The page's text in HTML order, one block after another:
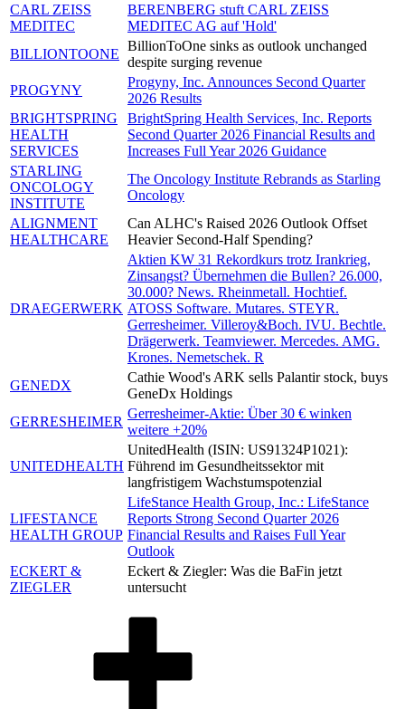
CARL ZEISS
MEDITEC
BERENBERG stuft CARL ZEISS
MEDITEC AG auf 'Hold'
BILLIONTOONE
BillionToOne sinks as outlook unchanged
despite surging revenue
PROGYNY
Progyny, Inc. Announces Second Quarter
2026 Results
BRIGHTSPRING
HEALTH
SERVICES
BrightSpring Health Services, Inc. Reports
Second Quarter 2026 Financial Results and
Increases Full Year 2026 Guidance
STARLING
ONCOLOGY
INSTITUTE
The Oncology Institute Rebrands as Starling
Oncology
ALIGNMENT
HEALTHCARE
Can ALHC's Raised 2026 Outlook Offset
Heavier Second-Half Spending?
DRAEGERWERK
Aktien KW 31 Rekordkurs trotz Irankrieg,
Zinsangst? Übernehmen die Bullen? 26.000,
30.000? News. Rheinmetall. Hochtief.
ATOSS Software. Mutares. STEYR.
Gerresheimer. Villeroy&Boch. IVU. Bechtle.
Drägerwerk. Teamviewer. Mercedes. AMG.
Krones. Nemetschek. R
GENEDX
Cathie Wood's ARK sells Palantir stock, buys
GeneDx Holdings
GERRESHEIMER
Gerresheimer-Aktie: Über 30 € winken
weitere +20%
UNITEDHEALTH
UnitedHealth (ISIN: US91324P1021):
Führend im Gesundheitssektor mit
langfristigem Wachstumspotenzial
LIFESTANCE
HEALTH GROUP
LifeStance Health Group, Inc.: LifeStance
Reports Strong Second Quarter 2026
Financial Results and Raises Full Year
Outlook
ECKERT &
ZIEGLER
Eckert & Ziegler: Was die BaFin jetzt
untersucht